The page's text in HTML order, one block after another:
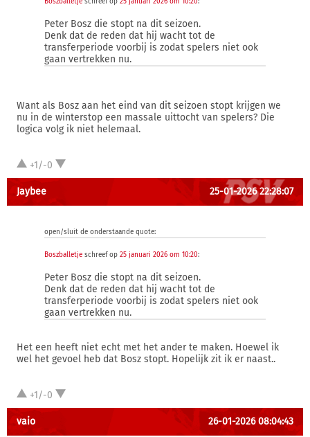
Peter Bosz die stopt na dit seizoen.
Denk dat de reden dat hij wacht tot de
transferperiode voorbij is zodat spelers niet ook
gaan vertrekken nu.
Want als Bosz aan het eind van dit seizoen stopt krijgen we
nu in de winterstop een massale uittocht van spelers? Die
logica volg ik niet helemaal.
+1/-0
Jaybee 25-01-2026 22:28:07
open/sluit de onderstaande quote:
Boszballetje schreef op 25 januari 2026 om 10:20:
Peter Bosz die stopt na dit seizoen.
Denk dat de reden dat hij wacht tot de
transferperiode voorbij is zodat spelers niet ook
gaan vertrekken nu.
Het een heeft niet echt met het ander te maken. Hoewel ik
wel het gevoel heb dat Bosz stopt. Hopelijk zit ik er naast..
+1/-0
vaio 26-01-2026 08:04:43